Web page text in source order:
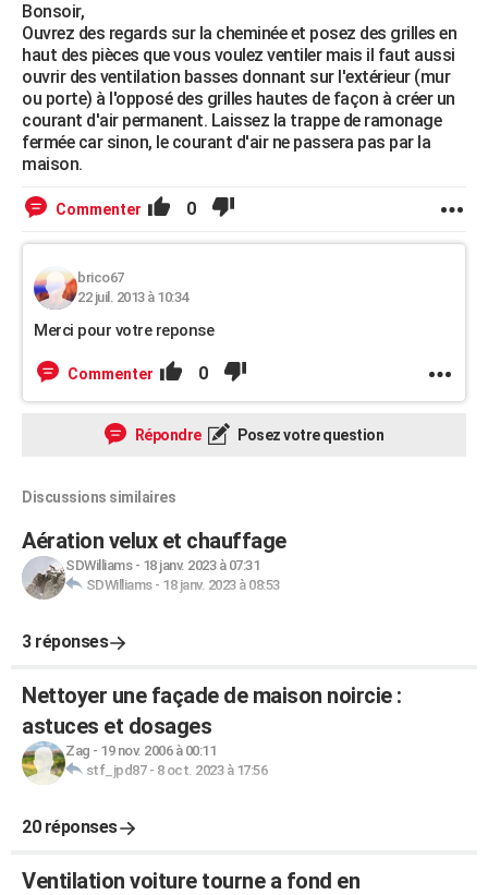
FORUM
Bricolage
Lifestyle
Culture
Sport
Auto
Television
Voyage
Cinema
Bonsoir,
Ouvrez des regards sur la cheminée et posez des grilles en
haut des pièces que vous voulez ventiler mais il faut aussi
ouvrir des ventilation basses donnant sur l'extérieur (mur
ou porte) à l'opposé des grilles hautes de façon à créer un
courant d'air permanent. Laissez la trappe de ramonage
fermée car sinon, le courant d'air ne passera pas par la
maison.
Commenter 0
brico67
22 juil. 2013 à 10:34
Merci pour votre reponse
Commenter 0
Répondre Posez votre question
Discussions similaires
Aération velux et chauffage
SDWilliams- 18 janv. 2023 à 07:31
SDWilliams- 18 janv. 2023 à 08:53
3 réponses
Nettoyer une façade de maison noircie :
astuces et dosages
Zag - 19 nov. 2006 à 00:11
stf_jpd87- 8 oct. 2023 à 17:56
20 réponses
Ventilation voiture tourne a fond en